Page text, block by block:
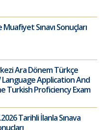
Sınavı Sonuçları
Ara Dönem Türkçe
Language Application And
Turkish Proficiency Exam
Tarihli İlanla Sınava